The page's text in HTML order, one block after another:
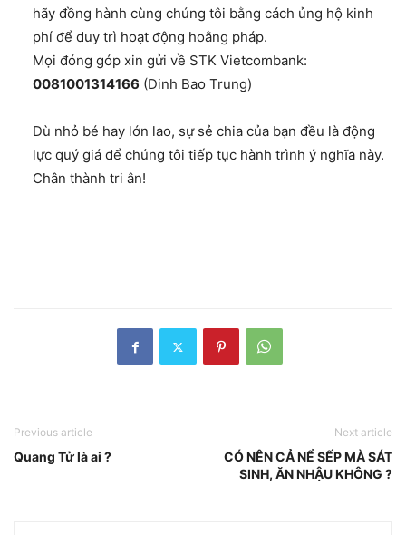
hãy đồng hành cùng chúng tôi bằng cách ủng hộ kinh
phí để duy trì hoạt động hoằng pháp.
Mọi đóng góp xin gửi về STK Vietcombank:
0081001314166 (Dinh Bao Trung)
Dù nhỏ bé hay lớn lao, sự sẻ chia của bạn đều là động
lực quý giá để chúng tôi tiếp tục hành trình ý nghĩa này.
Chân thành tri ân!
Previous article
Quang Tử là ai ?
Next article
CÓ NÊN CẢ NỂ SẾP MÀ SÁT
SINH, ĂN NHẬU KHÔNG ?